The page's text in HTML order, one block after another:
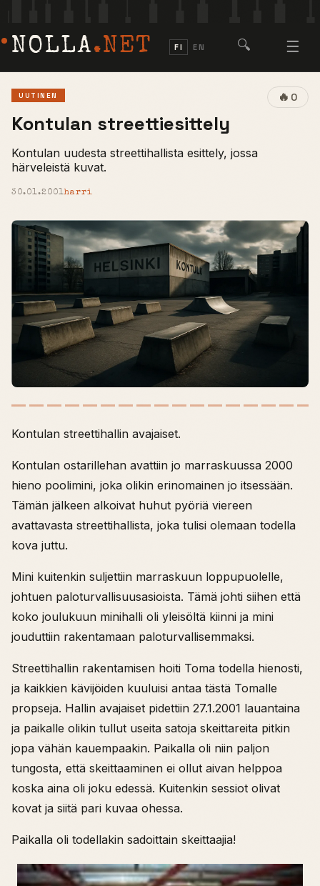
NOLLA.NET FI EN 🔍 ☰
🔥 0
UUTINEN
Kontulan streettiesittely
Kontulan uudesta streettihallista esittely, jossa
härveleistä kuvat.
30.01.2001harri
Kontulan streettihallin avajaiset.
Kontulan ostarillehan avattiin jo marraskuussa 2000
hieno poolimini, joka olikin erinomainen jo itsessään.
Tämän jälkeen alkoivat huhut pyöriä viereen
avattavasta streettihallista, joka tulisi olemaan todella
kova juttu.
Mini kuitenkin suljettiin marraskuun loppupuolelle,
johtuen paloturvallisuusasioista. Tämä johti siihen että
koko joulukuun minihalli oli yleisöltä kiinni ja mini
jouduttiin rakentamaan paloturvallisemmaksi.
Streettihallin rakentamisen hoiti Toma todella hienosti,
ja kaikkien kävijöiden kuuluisi antaa tästä Tomalle
propseja. Hallin avajaiset pidettiin 27.1.2001 lauantaina
ja paikalle olikin tullut useita satoja skeittareita pitkin
jopa vähän kauempaakin. Paikalla oli niin paljon
tungosta, että skeittaaminen ei ollut aivan helppoa
koska aina oli joku edessä. Kuitenkin sessiot olivat
kovat ja siitä pari kuvaa ohessa.
Paikalla oli todellakin sadoittain skeittaajia!